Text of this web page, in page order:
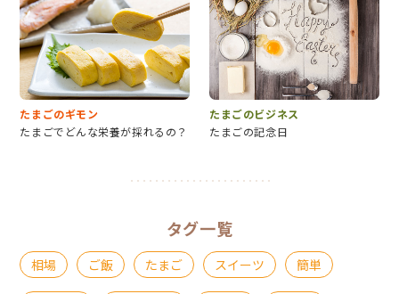
たまごのギモン
たまごでどんな栄養が採れるの？
たまごのビジネス
たまごの記念日
タグ一覧
相場 ご飯 たまご スイーツ 簡単